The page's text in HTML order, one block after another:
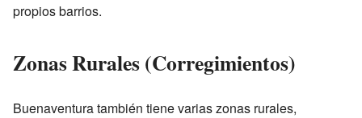
propios barrios.
Zonas Rurales (Corregimientos)
Buenaventura también tiene varias zonas rurales,